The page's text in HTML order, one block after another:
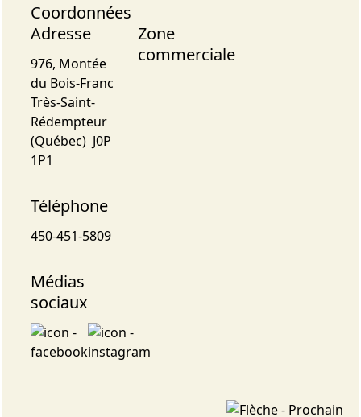
Coordonnées
Adresse
976, Montée
du Bois-Franc
Très-Saint-
Rédempteur
(Québec) J0P
1P1
Téléphone
450-451-5809
Médias
sociaux
Zone
commerciale